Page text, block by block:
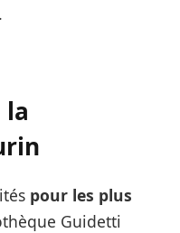
la
pour les plus
Guidetti